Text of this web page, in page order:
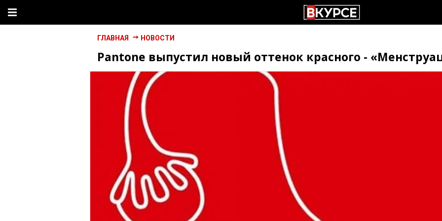
ГЛАВНАЯ НОВОСТИ
Pantone выпустил новый оттенок красного -